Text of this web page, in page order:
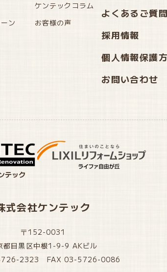
ケンテックコラム
ン
お客様の声
よくあるご質問
採用情報
個人情報保護
お問い合わせ
テック
式会社ケンテック
〒152-0031
都目黒区中根1-9-9 AKビル
2323 FAX 03-5726-0086